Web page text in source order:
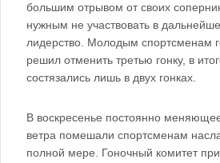
большим отрывом от своих
нужным не участвовать в
лидерство. Молодым спортсменам
решил отменить третью гонку, в
состязались лишь в двух гонках.
В воскресенье постоянно
ветра помешали спортсменам
полной мере. Гоночный комитет